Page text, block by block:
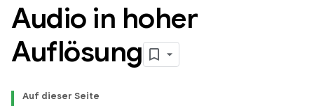
Audio in hoher
Auflösung
Auf dieser Seite